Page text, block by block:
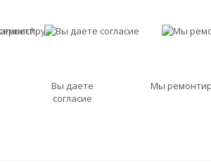
Вы даете
согласие
Мы